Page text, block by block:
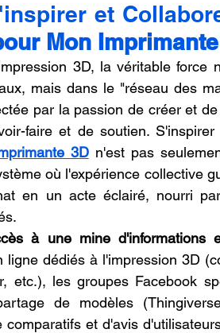
LV3D Formation 3D
SNAPMAKER U1
et
Mon
3D, la véritable force
mais dans le "réseau des
par la passion de créer et
faire et de soutien.
3D n'est pas
où l'expérience collective
en un acte éclairé, nourri
à une mine d'informations
ligne dédiés à l'impression 3D
etc.), les groupes Facebook
de modèles
et d'avis